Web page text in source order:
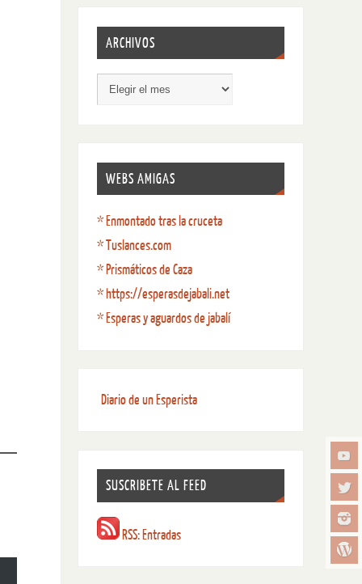
ARCHIVOS
WEBS AMIGAS
* Enmontado tras la cruceta
* Tuslances.com
* Prismáticos de Caza
* https://esperasdejabali.net
* Esperas y aguardos de jabalí
Diario de un Esperista
SUSCRIBETE AL FEED
RSS: Entradas